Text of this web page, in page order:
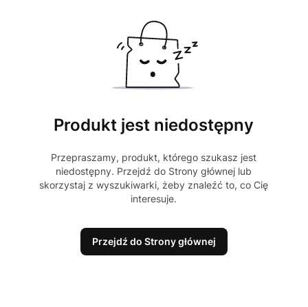
Produkt jest niedostępny
Przepraszamy, produkt, którego szukasz jest
niedostępny. Przejdź do Strony głównej lub
skorzystaj z wyszukiwarki, żeby znaleźć to, co Cię
interesuje.
Przejdź do Strony głównej